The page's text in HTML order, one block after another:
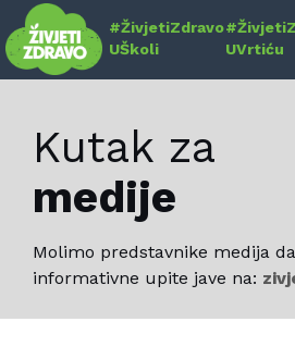
Skip
to
content
#ŽivjetiZdravo
UŠkoli
UVrtiću
Kutak za
medije
Molimo predstavnike medija
informativne upite jave na: